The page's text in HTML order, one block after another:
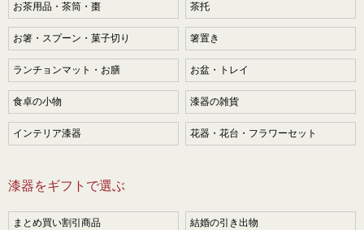
お茶用品・茶筒・棗 茶托
お箸・スプーン・菓子切り 箸置き
ランチョンマット・お膳 お盆・トレイ
食卓の小物 漆器の雑貨
インテリア漆器 花器・花台・フラワーセット
漆器をギフトで選ぶ
まとめ買い割引商品 結婚の引き出物